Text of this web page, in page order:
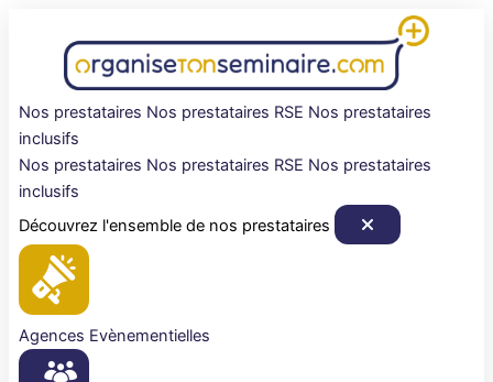
Nos prestataires Nos prestataires RSE Nos prestataires
inclusifs
Nos prestataires Nos prestataires RSE Nos prestataires
inclusifs
Découvrez l'ensemble de nos prestataires
Agences Evènementielles